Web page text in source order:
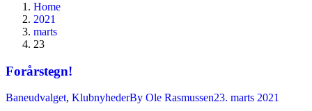
Home
2021
marts
23
Forårstegn!
Baneudvalget, KlubnyhederBy Ole Rasmussen23. marts 2021